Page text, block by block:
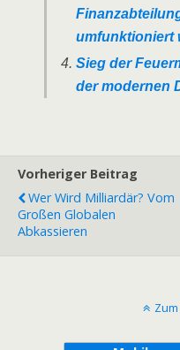
umfunktioniert
Sieg der
der modernen
Vorheriger Beitrag
Wer Wird Milliardär? Vom
Großen Globalen
Abkassieren